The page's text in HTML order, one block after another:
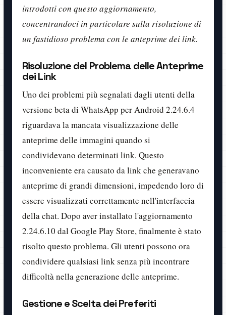
introdotti con questo aggiornamento,
concentrandoci in particolare sulla risoluzione di
un fastidioso problema con le anteprime dei link.
Risoluzione del Problema delle Anteprime
dei Link
Uno dei problemi più segnalati dagli utenti della
versione beta di WhatsApp per Android 2.24.6.4
riguardava la mancata visualizzazione delle
anteprime delle immagini quando si
condividevano determinati link. Questo
inconveniente era causato da link che generavano
anteprime di grandi dimensioni, impedendo loro di
essere visualizzati correttamente nell'interfaccia
della chat. Dopo aver installato l'aggiornamento
2.24.6.10 dal Google Play Store, finalmente è stato
risolto questo problema. Gli utenti possono ora
condividere qualsiasi link senza più incontrare
difficoltà nella generazione delle anteprime.
Gestione e Scelta dei Preferiti